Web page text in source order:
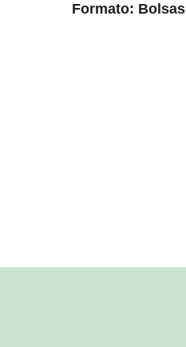
Formato: Bolsas